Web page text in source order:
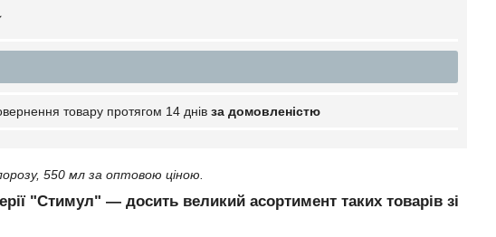
товару протягом 14 днів за домовленістю
550 мл за оптовою ціною.
"Стимул" — досить великий асортимент таких товарів зі